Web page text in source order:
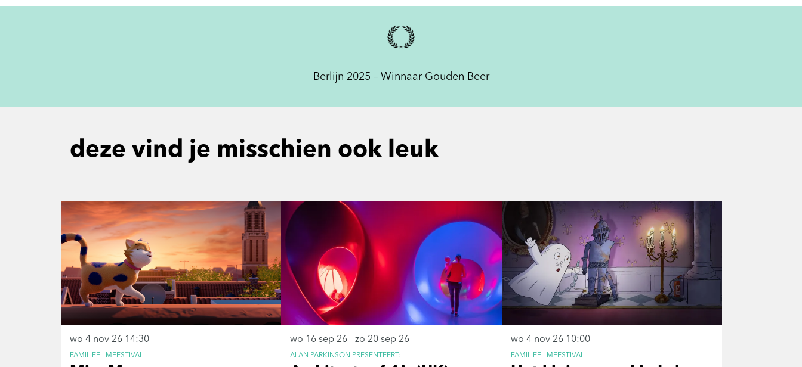
Berlijn 2025 – Winnaar Gouden Beer
deze vind je misschien ook leuk
FAMILIEFILMFESTIVAL
wo 4 nov 26 14:30
ALAN PARKINSON PRESENTEERT:
wo 16 sep 26-zo 20 sep 26
FAMILIEFILMFESTIVAL
wo 4 nov 26 10:00